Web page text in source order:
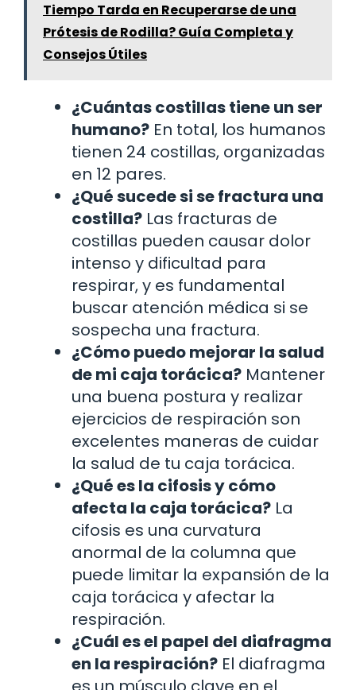
Tiempo Tarda en Recuperarse de una
Prótesis de Rodilla? Guía Completa y
Consejos Útiles
¿Cuántas costillas tiene un ser
humano? En total, los humanos
tienen 24 costillas, organizadas
en 12 pares.
¿Qué sucede si se fractura una
costilla? Las fracturas de
costillas pueden causar dolor
intenso y dificultad para
respirar, y es fundamental
buscar atención médica si se
sospecha una fractura.
¿Cómo puedo mejorar la salud
de mi caja torácica? Mantener
una buena postura y realizar
ejercicios de respiración son
excelentes maneras de cuidar
la salud de tu caja torácica.
¿Qué es la cifosis y cómo
afecta la caja torácica? La
cifosis es una curvatura
anormal de la columna que
puede limitar la expansión de la
caja torácica y afectar la
respiración.
¿Cuál es el papel del diafragma
en la respiración? El diafragma